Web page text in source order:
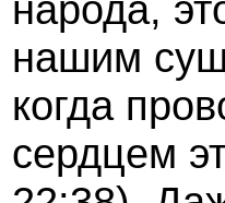
нашим
когда
сердцем